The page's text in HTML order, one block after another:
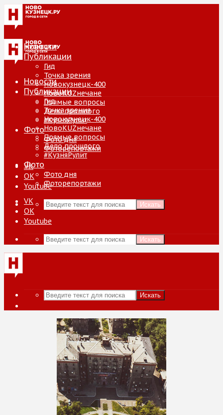
Новости
Публикации
Гид
Точка зрения
Новокузнецк-400
НовоKUZнечане
Прямые вопросы
Дело прошлого
#КузняРулит
Фото
Фото дня
Фоторепортажи
VK
ОК
Youtube
Искать
Новости
Публикации
Гид
Точка зрения
Новокузнецк-400
НовоKUZнечане
Прямые вопросы
Дело прошлого
#КузняРулит
Фото
Фото дня
Фоторепортажи
VK
ОК
Youtube
Искать
Искать